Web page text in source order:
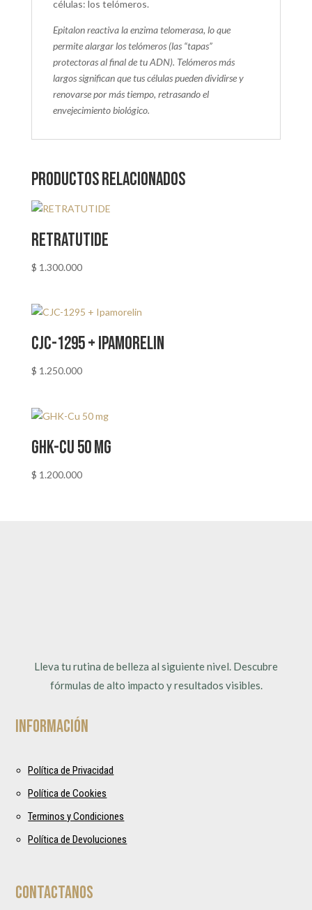
células: los telómeros.
Epitalon reactiva la enzima telomerasa, lo que
permite alargar los telómeros (las “tapas”
protectoras al final de tu ADN). Telómeros más
largos significan que tus células pueden dividirse y
renovarse por más tiempo, retrasando el
envejecimiento biológico.
Productos relacionados
RETRATUTIDE
$ 1.300.000
CJC-1295 + Ipamorelin
$ 1.250.000
GHK-Cu 50 mg
$ 1.200.000
Lleva tu rutina de belleza al siguiente nivel. Descubre
fórmulas de alto impacto y resultados visibles.
Información
Política de Privacidad
Política de Cookies
Terminos y Condiciones
Política de Devoluciones
Contactanos